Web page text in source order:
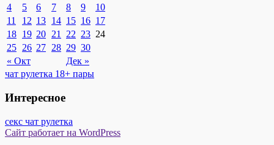
« Окт Дек »
4
5 6 7 8 9
10
11
12 13 14 15 16 17
18 19 20 21 22 23 24
25 26 27 28 29 30
чат рулетка 18+ пары
Интересное
секс чат рулетка
Сайт работает на WordPress